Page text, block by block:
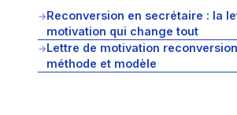
→Reconversion en secrétaire : la
motivation qui change tout
→Lettre de motivation
méthode et modèle